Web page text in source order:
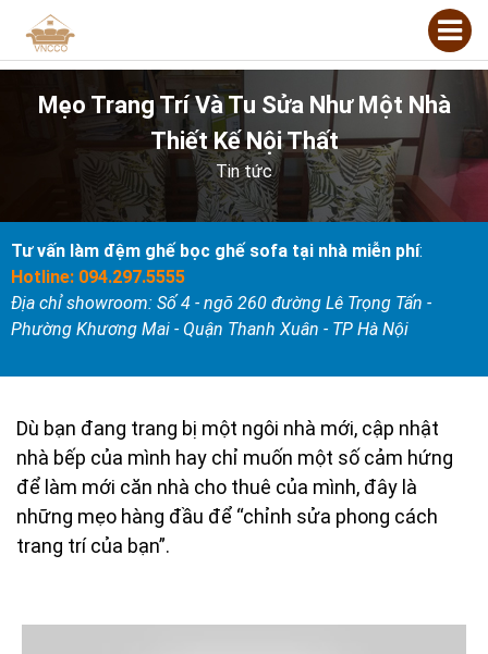
Mẹo Trang Trí Và Tu Sửa Như Một Nhà
Thiết Kế Nội Thất
Tin tức
Tư vấn làm đệm ghế bọc ghế sofa tại nhà miễn phí:
Hotline: 094.297.5555
Địa chỉ showroom: Số 4 - ngõ 260 đường Lê Trọng Tấn -
Phường Khương Mai - Quận Thanh Xuân - TP Hà Nội
Dù bạn đang trang bị một ngôi nhà mới, cập nhật
nhà bếp của mình hay chỉ muốn một số cảm hứng
để làm mới căn nhà cho thuê của mình, đây là
những mẹo hàng đầu để “chỉnh sửa phong cách
trang trí của bạn”.